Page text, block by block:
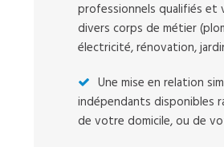
professionnels qualifiés et
divers corps de métier
électricité, rénovation,
Une mise en relation
indépendants disponibles
de votre domicile, ou de